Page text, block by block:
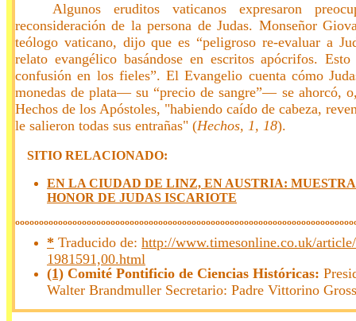
Algunos eruditos vaticanos expresaron
reconsideración de la persona de Judas. Monseñor
teólogo vaticano, dijo que es “peligroso re-evaluar a
relato evangélico basándose en escritos apócrifos.
confusión en los fieles”. El Evangelio cuenta cómo
monedas de plata— su “precio de sangre”— se ahorcó,
Hechos de los Apóstoles, "habiendo caído de cabeza,
le salieron todas sus entrañas" (Hechos, 1, 18).
SITIO RELACIONADO:
EN LA CIUDAD DE LINZ, EN AUSTRIA:
HONOR DE JUDAS ISCARIOTE
* Traducido de: http://www.timesonline.co.uk/
1981591,00.html
(1) Comité Pontificio de Ciencias Históricas:
Walter Brandmuller Secretario: Padre Vittorino